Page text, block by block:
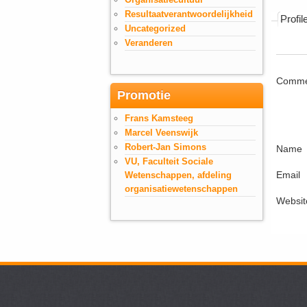
Name
Email
Resultaatverantwoordelijkheid
Uncategorized
Veranderen
Promotie
Frans Kamsteeg
Marcel Veenswijk
Robert-Jan Simons
VU, Faculteit Sociale
Wetenschappen, afdeling
organisatiewetenschappen